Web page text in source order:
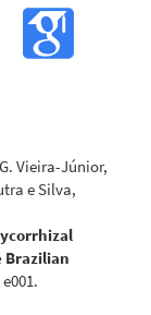
Vieira-Júnior,
e Silva,